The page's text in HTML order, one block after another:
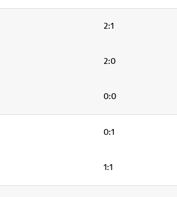
2:1
2:0
0:0
0:1
1:1